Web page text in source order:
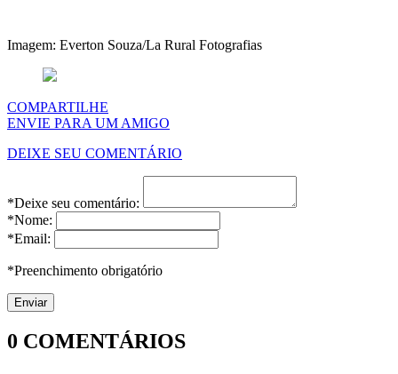
Imagem: Everton Souza/La Rural Fotografias
COMPARTILHE
ENVIE PARA UM AMIGO
DEIXE SEU COMENTÁRIO
*Deixe seu comentário:
*Nome:
*Email:
*Preenchimento obrigatório
0 COMENTÁRIOS